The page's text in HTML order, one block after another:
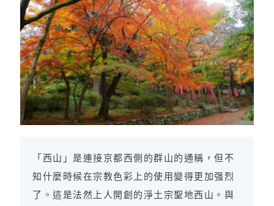
「西山」是連接京都西側的群山的通稱，但不
知什麼時候在宗教色彩上的使用變得更加强烈
了。這是法然上人開創的淨土宗聖地西山。與